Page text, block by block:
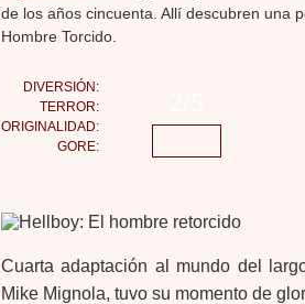
de los años cincuenta. Allí descubren una
Hombre Torcido.
DIVERSIÓN:
TERROR:
ORIGINALIDAD:
GORE:
Cuarta adaptación al mundo del
Mike Mignola, tuvo su momento de